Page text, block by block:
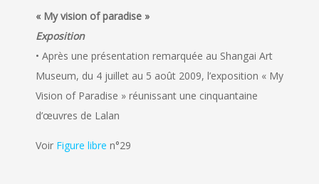
« My vision of paradise »
Exposition
• Après une présentation remarquée au Shangai Art
Museum, du 4 juillet au 5 août 2009, l’exposition « My
Vision of Paradise » réunissant une cinquantaine
d’œuvres de Lalan
Voir Figure libre n°29